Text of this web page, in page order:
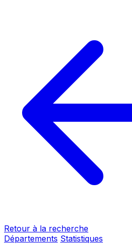
Retour à la recherche
Départements Statistiques